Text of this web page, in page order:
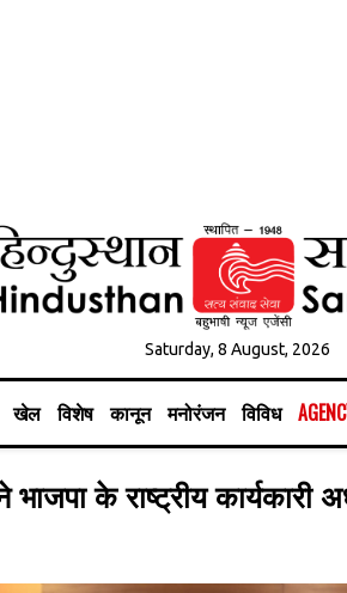
Saturday, 8 August, 2026
खेल विशेष कानून मनोरंजन विविध
के राष्ट्रीय कार्यकारी